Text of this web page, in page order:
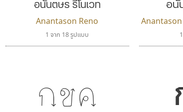
อนันตษร รีโนเวท
Anantason Reno
1 จาก 18 รูปแบบ
อนั
กขค